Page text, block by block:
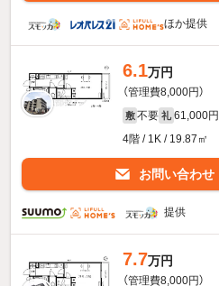
ほか提供
6.1万円
（管理費8,000円）
敷 不要 礼 61,000円
4階 / 1K / 19.87㎡
お問い合わせ
提供
7.7万円
（管理費8,000円）